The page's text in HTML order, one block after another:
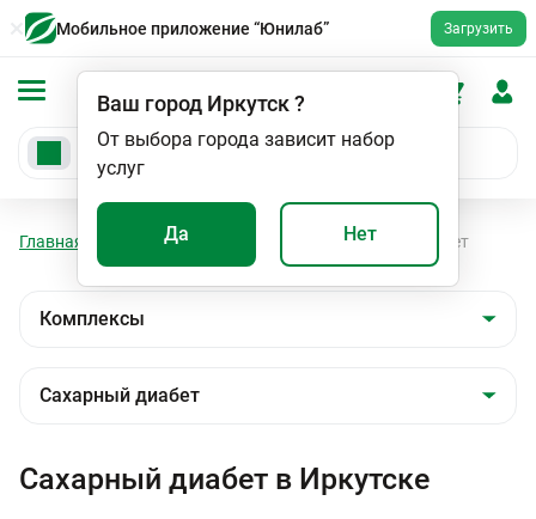
Мобильное приложение “Юнилаб” Загрузить
Ваш город Иркутск?
От выбора города зависит набор
услуг
Да Нет
Главная Анализы Сахарный диабет
Сахарный диабет в Иркутске